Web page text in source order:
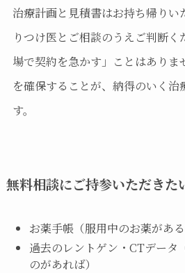
治療計画と見積書はお持ち帰りい
りつけ医とご相談のうえご判断
場で契約を急かす」ことはありま
を確保することが、納得のいく治
す。
無料相談にご持参いただきた
お薬手帳（服用中のお薬がある
過去のレントゲン・CTデータ
のがあれば）